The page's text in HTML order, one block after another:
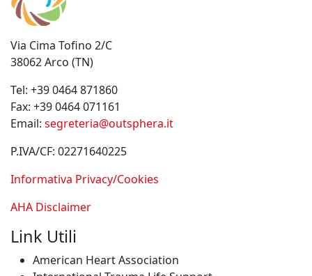
Via Cima Tofino 2/C
38062 Arco (TN)
Tel: +39 0464 871860
Fax: +39 0464 071161
Email: segreteria@outsphera.it
P.IVA/CF: 02271640225
Informativa Privacy/Cookies
AHA Disclaimer
Link Utili
American Heart Association